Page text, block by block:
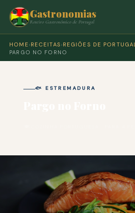
Gastronomias
Roteiro Gastronómico de Portugal
HOME › RECEITAS › REGIÕES DE PORTUGAL
PARGO NO FORNO
🐟 ESTREMADURA